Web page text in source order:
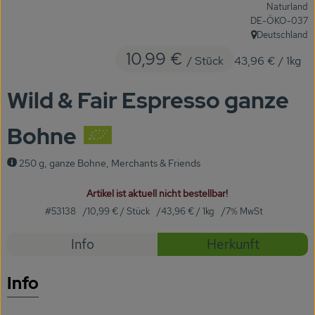
Obst & Gemüse
Bäckerei
Kühlregal
Tiefkühlprodukte
Naturkost
Wild & Fair Espresso ganze
Bohne
250 g, ganze Bohne, Merchants & Friends
10,99 € / Stück 43,96 € / 1kg
Naturland
, Kontrollstelle:
DE-ÖKO-037
, Herkunft:
Deutschland
Artikel ist aktuell nicht bestellbar!
#53138 10,99 €/ Stück 43,96 €/ 1kg 7% MwSt
Rezepte
Info Herkunft
Info